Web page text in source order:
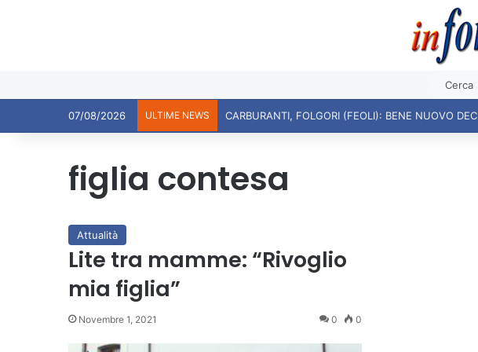
07/08/2026 ULTIME NEWS CARBURANTI, FOLGORI (FEOLI): BENE NUOVO
figlia contesa
Attualità
Lite tra mamme: “Rivoglio
mia figlia”
Novembre 1, 2021 0 0